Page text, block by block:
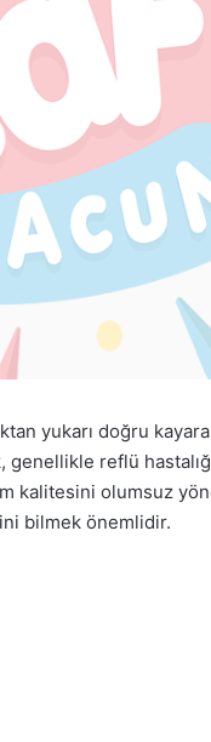
yukarı doğru
genellikle reflü
kalitesini olumsuz
bilmek önemlidir.